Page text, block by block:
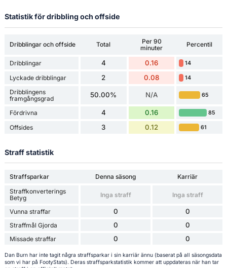
Statistik för dribbling och offside
Dribblingar och offside Total
Per 90
minuter
Percentil
Dribblingar 4 0.16 14
Lyckade dribblingar 2 0.08 14
Dribblingens
framgångsgrad
50.00% N/A 65
Fördrivna 4 0.16 85
Offsides 3 0.12 61
Straff statistik
Straffsparkar Denna säsong
Karriär
Straffkonverterings
Betyg
Inga straff Inga straff
Vunna straffar 0 0
Straffmål Gjorda 0 0
Missade straffar 0 0
Dan Burn har inte tagit några straffsparkar i sin karriär ännu (baserat på all säsongsdata
som vi har på FootyStats). Deras straffsparkstatistik kommer att uppdateras när han tar